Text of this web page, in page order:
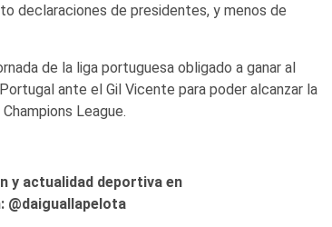
declaraciones de presidentes, y menos de
de la liga portuguesa obligado a ganar al
ante el Gil Vicente para poder alcanzar la
League.
y actualidad deportiva en
@daiguallapelota